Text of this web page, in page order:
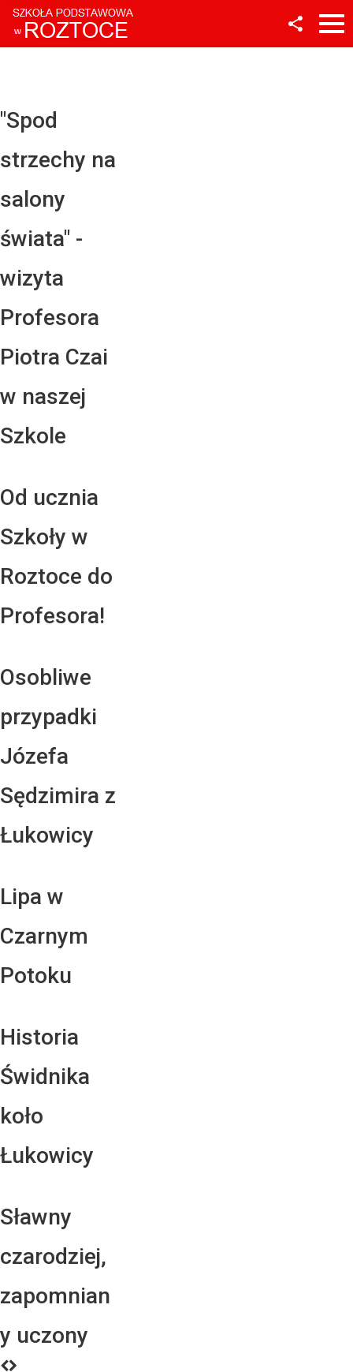
"Spod
strzechy na
salony
świata" -
wizyta
Profesora
Piotra Czai
w naszej
Szkole
Od ucznia
Szkoły w
Roztoce do
Profesora!
Osobliwe
przypadki
Józefa
Sędzimira z
Łukowicy
Lipa w
Czarnym
Potoku
Historia
Świdnika
koło
Łukowicy
Sławny
czarodziej,
zapomnian
y uczony